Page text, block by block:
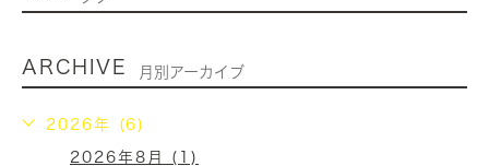
ARCHIVE 月別アーカイブ
2026年 (6)
2026年8月 (1)